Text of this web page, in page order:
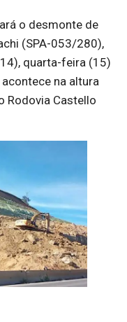
o desmonte de
(SPA-053/280),
quarta-feira (15)
na altura
Rodovia Castello